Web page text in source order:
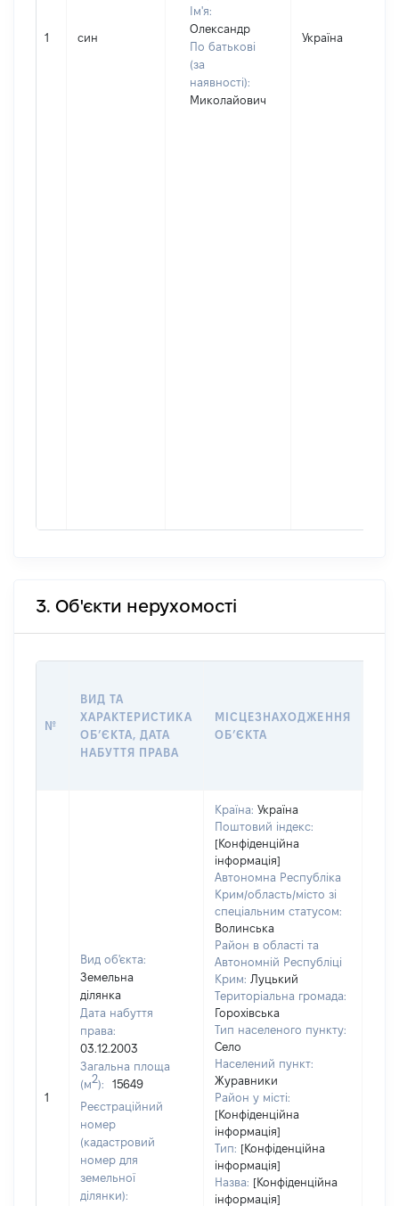
1 син
Ім'я:
Олександр
По батькові
(за
наявності):
Миколайович
Україна
3. Об'єкти нерухомості
№
ВИД ТА
ХАРАКТЕРИСТИКА
ОБʼЄКТА, ДАТА
НАБУТТЯ ПРАВА
МІСЦЕЗНАХОДЖЕННЯ
ОБʼЄКТА
1
Вид об'єкта:
Земельна
ділянка
Дата набуття
права:
03.12.2003
Загальна площа
(м2):
15649
Реєстраційний
номер
(кадастровий
номер для
земельної
ділянки):
Країна: Україна
Поштовий індекс:
[Конфіденційна
інформація]
Автономна Республіка
Крим/область/місто зі
спеціальним статусом:
Волинська
Район в області та
Автономній Республіці
Крим: Луцький
Територіальна громада:
Горохівська
Тип населеного пункту:
Село
Населений пункт:
Журавники
Район у місті:
[Конфіденційна
інформація]
Тип: [Конфіденційна
інформація]
Назва: [Конфіденційна
інформація]